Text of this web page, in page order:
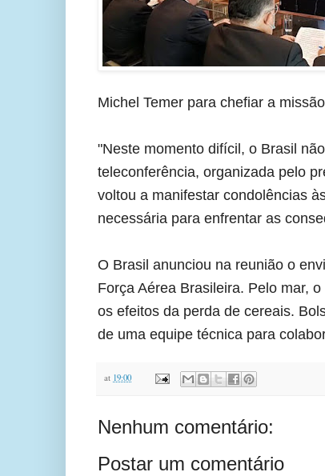
Michel Temer para chefiar a
"Neste momento difícil, o Brasil
teleconferência, organizada pelo
voltou a manifestar condolências
necessária para enfrentar as
O Brasil anunciou na reunião o
Força Aérea Brasileira. Pelo mar,
os efeitos da perda de cereais.
de uma equipe técnica para
at 19:00
Nenhum comentário:
Postar um comentário